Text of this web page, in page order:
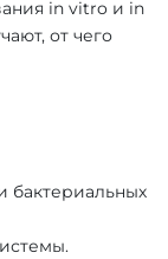
in vitro и in
от чего
бактериальных